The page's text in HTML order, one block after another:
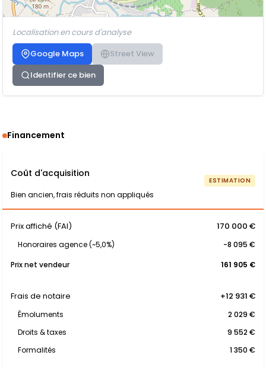
Localisation en cours d'analyse
Google Maps
Street View
Identifier ce bien
Financement
Coût d'acquisition
Bien ancien, frais réduits non appliqués
ESTIMATION
Prix affiché (FAI) 170 000 €
Honoraires agence (~5,0%)
-8 095 €
Prix net vendeur
161 905 €
Frais de notaire +12 931 €
Émoluments
2 029 €
Droits & taxes
9 552 €
Formalités
1 350 €